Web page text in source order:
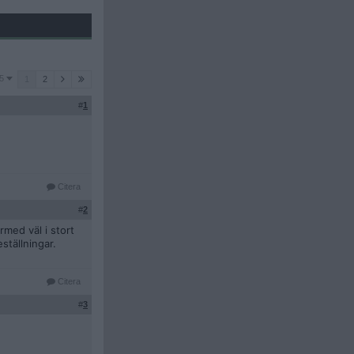
2
#1
Citera
#2
väl i stort
Citera
#3